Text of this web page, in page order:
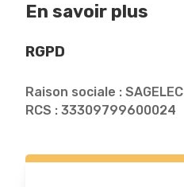
En savoir plus
RGPD
Raison sociale : SAGELEC
RCS : 33309799600024